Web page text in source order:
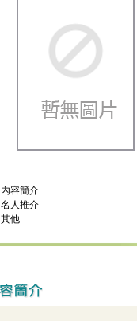
內容簡介
名人推介
其他